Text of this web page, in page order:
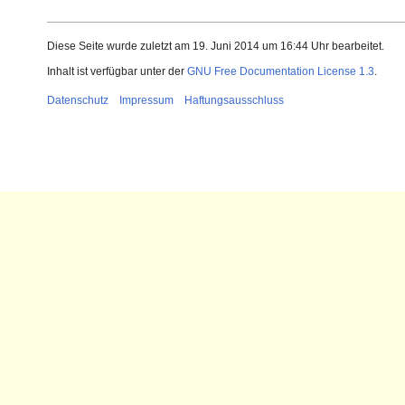
Diese Seite wurde zuletzt am 19. Juni 2014 um 16:44 Uhr bearbeitet.
Inhalt ist verfügbar unter der GNU Free Documentation License 1.3.
Datenschutz Impressum Haftungsausschluss